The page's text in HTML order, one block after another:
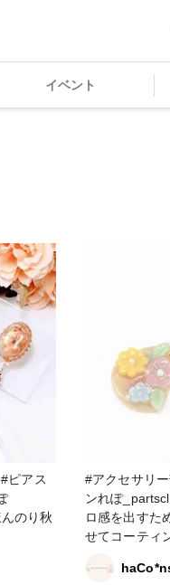
イベント
のり秋
#アクセサリー部 #イヤリン
ンれぽ
ロ感を出すた
せてコーティ